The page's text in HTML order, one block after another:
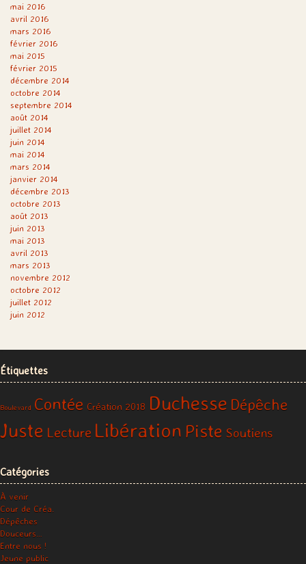
mai 2016
avril 2016
mars 2016
février 2016
mai 2015
février 2015
décembre 2014
octobre 2014
septembre 2014
août 2014
juillet 2014
juin 2014
mai 2014
mars 2014
janvier 2014
décembre 2013
octobre 2013
août 2013
juin 2013
mai 2013
avril 2013
mars 2013
novembre 2012
octobre 2012
juillet 2012
juin 2012
Étiquettes
Boulevard Contée Création 2018 Duchesse Dépêche
Juste Lecture Libération Piste Soutiens
Catégories
À venir
Cour de Créa.
Dépêches
Douceurs…
Entre nous !
Jeune public